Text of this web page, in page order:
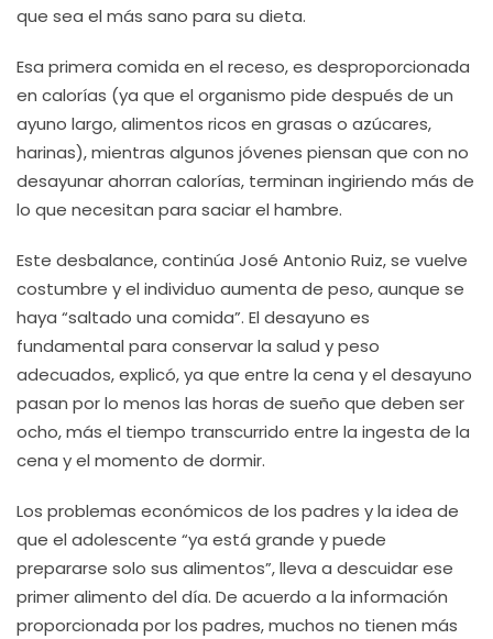
que sea el más sano para su dieta.
Esa primera comida en el receso, es desproporcionada
en calorías (ya que el organismo pide después de un
ayuno largo, alimentos ricos en grasas o azúcares,
harinas), mientras algunos jóvenes piensan que con no
desayunar ahorran calorías, terminan ingiriendo más de
lo que necesitan para saciar el hambre.
Este desbalance, continúa José Antonio Ruiz, se vuelve
costumbre y el individuo aumenta de peso, aunque se
haya “saltado una comida”. El desayuno es
fundamental para conservar la salud y peso
adecuados, explicó, ya que entre la cena y el desayuno
pasan por lo menos las horas de sueño que deben ser
ocho, más el tiempo transcurrido entre la ingesta de la
cena y el momento de dormir.
Los problemas económicos de los padres y la idea de
que el adolescente “ya está grande y puede
prepararse solo sus alimentos”, lleva a descuidar ese
primer alimento del día. De acuerdo a la información
proporcionada por los padres, muchos no tienen más